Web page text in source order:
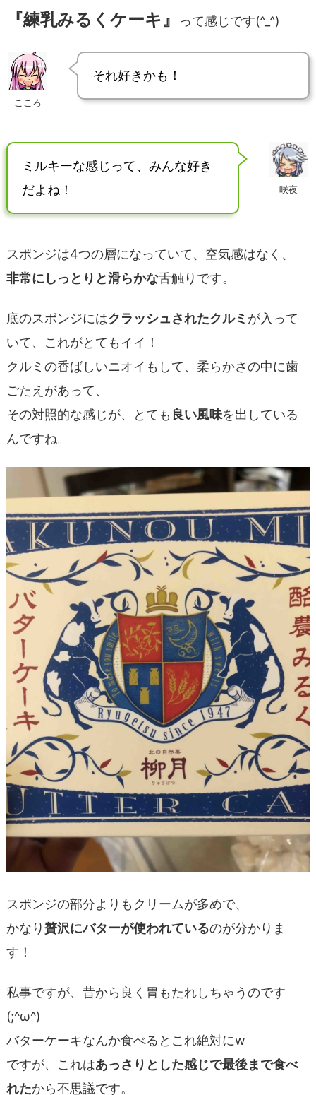
『練乳みるくケーキ』 って感じです(^_^)
こころ
それ好きかも！
咲夜
ミルキーな感じって、みんな好き
だよね！
スポンジは4つの層になっていて、空気感はなく、
非常にしっとりと滑らかな舌触りです。
底のスポンジにはクラッシュされたクルミ が入って
いて、これがとてもイイ！
クルミの香ばしいニオイもして、柔らかさの中に歯
ごたえがあって、
その対照的な感じが、とても 良い風味を出している
んですね。
スポンジの部分よりもクリームが多めで、
かなり贅沢にバターが使われているのが分かりま
す！
私事ですが、昔から良く胃もたれしちゃうのです
(;^ω^)
バターケーキなんか食べるとこれ絶対にw
ですが、これはあっさりとした感じで最後まで食べ
れたから不思議です。